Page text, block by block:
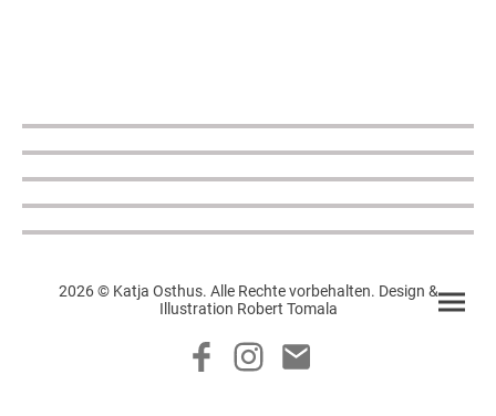
2026 © Katja Osthus. Alle Rechte vorbehalten. Design &
Illustration Robert Tomala